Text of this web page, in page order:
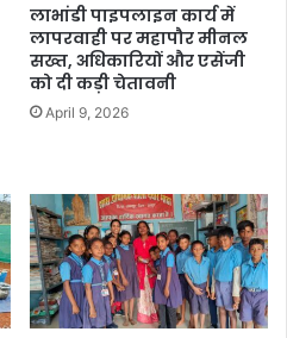
लाभांडी पाइपलाइन कार्य में
लापरवाही पर महापौर मीनल
सख्त, अधिकारियों और एसेंजी
को दी कड़ी चेतावनी
April 9, 2026